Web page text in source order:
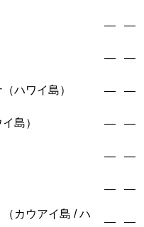
— —
— —
ハワイ島） — —
島） — —
— —
— —
カウアイ島 / ハ
— —